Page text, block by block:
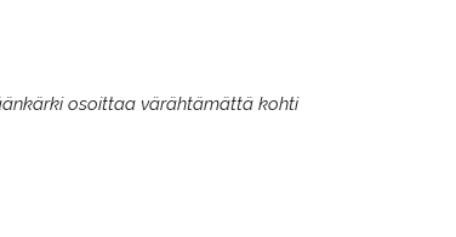
osoittaa värähtämättä kohti